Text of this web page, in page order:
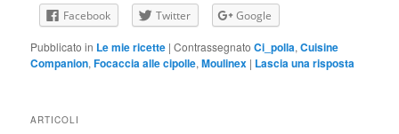
Facebook Twitter Google
Pubblicato in Le mie ricette |Contrassegnato Ci_polla,Cuisine
Companion,Focaccia alle cipolle,Moulinex | Lascia una risposta
ARTICOLI